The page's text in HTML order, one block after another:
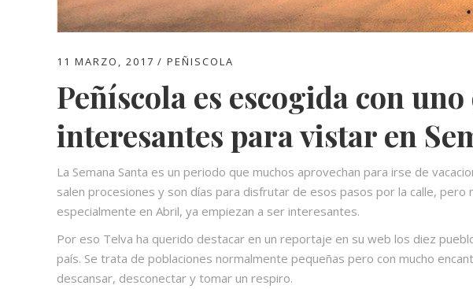
11 MARZO, 2017 PEÑISCOLA
Peñíscola es escogida con
interesantes para vistar en
La Semana Santa es un periodo que muchos aprovechan para irse de
salen procesiones y son días para disfrutar de esos pasos por la calle,
especialmente en Abril, ya empiezan a ser interesantes.
Por eso Telva ha querido destacar en un reportaje en su web los diez
país. Se trata de poblaciones normalmente pequeñas pero con mucho
descansar, desconectar y tomar un respiro.